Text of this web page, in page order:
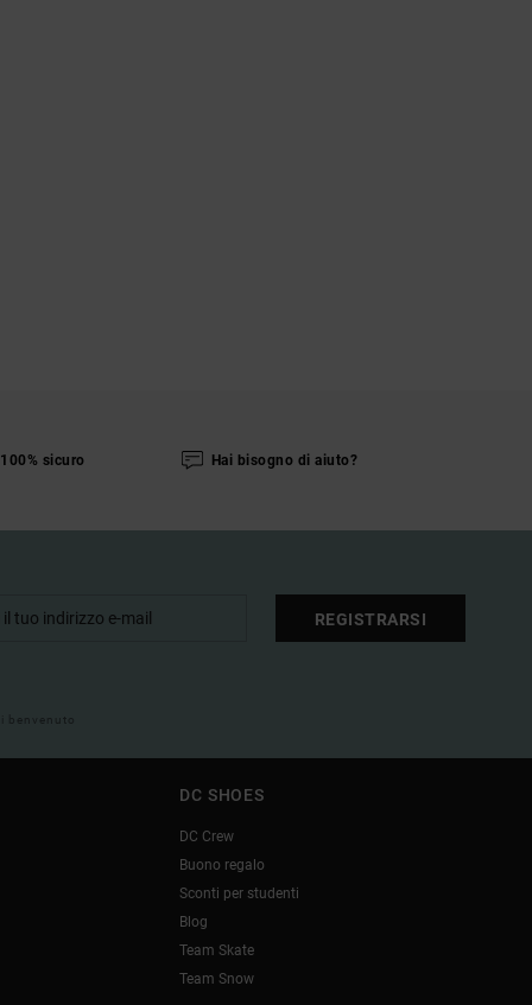
sicuro Hai bisogno di aiuto?
REGISTRARSI
benvenuto
DC SHOES
DC Crew
Buono regalo
Sconti per studenti
Blog
Team Skate
Team Snow